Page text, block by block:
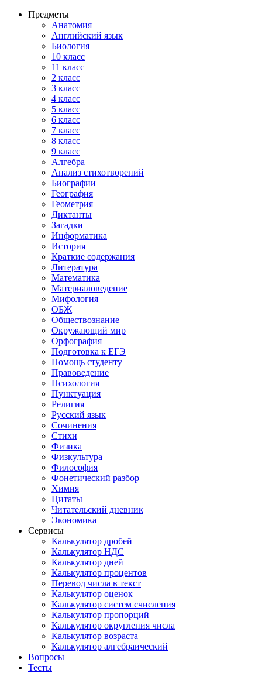
Предметы
Анатомия
Английский язык
Биология
10 класс
11 класс
2 класс
3 класс
4 класс
5 класс
6 класс
7 класс
8 класс
9 класс
Алгебра
Анализ стихотворений
Биографии
География
Геометрия
Диктанты
Загадки
Информатика
История
Краткие содержания
Литература
Математика
Материаловедение
Мифология
ОБЖ
Обществознание
Окружающий мир
Орфография
Подготовка к ЕГЭ
Помощь студенту
Правоведение
Психология
Пунктуация
Религия
Русский язык
Сочинения
Стихи
Физика
Физкультура
Философия
Фонетический разбор
Химия
Цитаты
Читательский дневник
Экономика
Сервисы
Калькулятор дробей
Калькулятор НДС
Калькулятор дней
Калькулятор процентов
Перевод числа в текст
Калькулятор оценок
Калькулятор систем счисления
Калькулятор пропорций
Калькулятор округления числа
Калькулятор возраста
Калькулятор алгебраический
Вопросы
Тесты